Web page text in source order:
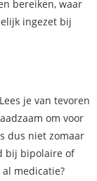
bereiken, waar
ingezet bij
je van tevoren
om voor
dus niet zomaar
bij bipolaire of
medicatie?